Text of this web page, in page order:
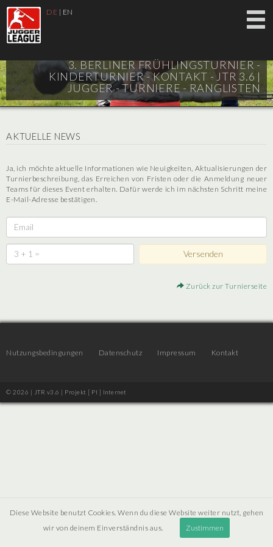
DE | EN
3. BERLINER FRÜHLINGSTURNIER -
KINDERTURNIER - KONTAKT - JTR 3.6 |
JUGGER - TURNIERE - RANGLISTEN
AKTUELLE NEWS
Ja, ich möchte aktuelle Informationen wie Neuigkeiten, Aktualisierungen der
Turnierbeschreibung, das Erreichen von Fristen oder die Anmeldung neuer
Teams für dieses Event erhalten. Dafür werde ich im nächsten Schritt meine
E-Mail-Adresse bestätigen.
Zurück zur Turnierseite
Nutzungsbedingungen Datenschutz Impressum Kontakt
© 2026 | JTR v3.6 | Projekt [ PI ] Internet
Diese Website benutzt Cookies. Wenn du diese Website weiter nutzt, gehen
wir von deinem Einverständnis aus.
Zustimmen